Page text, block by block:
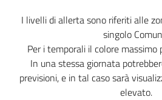
I livelli di allerta sono riferiti alle
singolo
Per i temporali il colore
In una stessa giornata
previsioni, e in tal caso sarà
elevato.